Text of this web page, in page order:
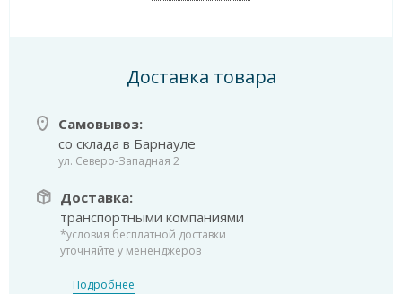
Доставка товара
Самовывоз:
со склада в Барнауле
ул. Северо-Западная 2
Доставка:
транспортными компаниями
*условия бесплатной доставки
уточняйте у мененджеров
Подробнее